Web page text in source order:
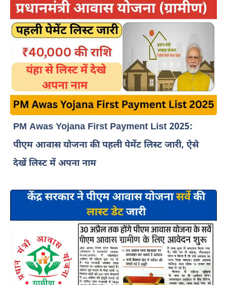
PM Awas Yojana First Payment List 2025:
पीएम आवास योजना की पहली पेमेंट लिस्ट जारी, ऐसे
देखें लिस्ट में अपना नाम